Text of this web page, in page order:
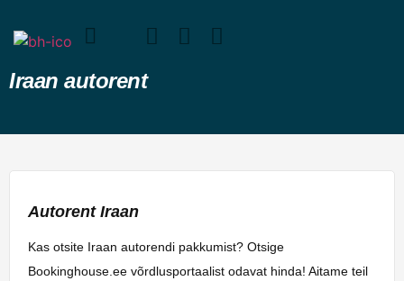
Iraan autorent
Autorent Iraan
Kas otsite Iraan autorendi pakkumist? Otsige
Bookinghouse.ee võrdlusportaalist odavat hinda! Aitame teil